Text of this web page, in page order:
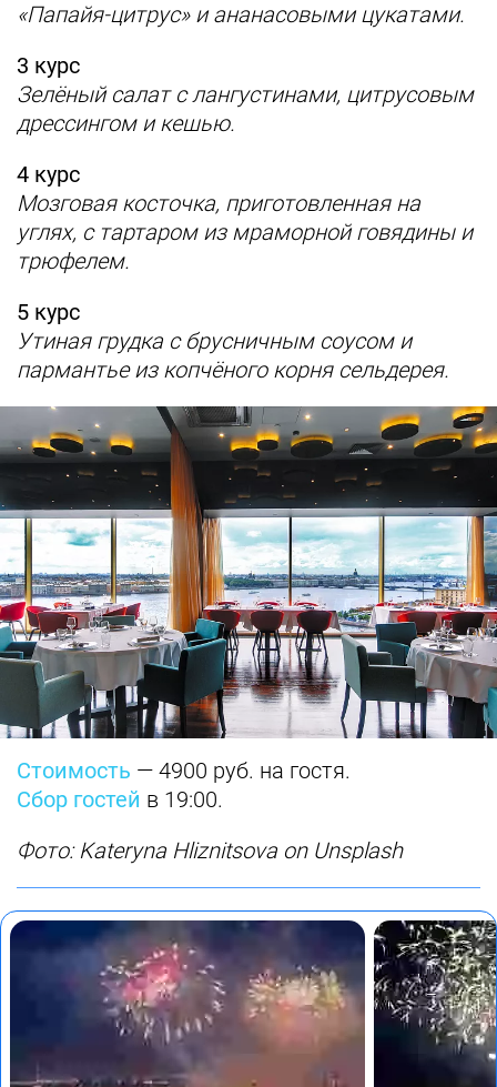
«Папайя-цитрус» и ананасовыми цукатами.
3 курс
Зелёный салат с лангустинами, цитрусовым
дрессингом и кешью.
4 курс
Мозговая косточка, приготовленная на
углях, с тартаром из мраморной говядины и
трюфелем.
5 курс
Утиная грудка с брусничным соусом и
пармантье из копчёного корня сельдерея.
Стоимость — 4900 руб. на гостя.
Сбор гостей в 19:00.
Фото: Kateryna Hliznitsova on Unsplash